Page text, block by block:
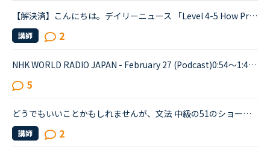
【解決済】こんにちは。デイリーニュース 「Level 4-5 How Processed Food Helped Humanity」 の第2パラグラフ、The small size of teeth in early humans can only be explained by food becoming easier to eat...
講師 2
NHK WORLD RADIO JAPAN - February 27 (Podcast)0:54～1:49The Japanese government is studying additional measures to prop up the tourist industry and smaller businesses hit hard by the spread of a ne...
5
どうでもいいことかもしれませんが、文法 中級の51のショートカンバセーションについて質問です。Daniel came back from Ben's house in the evening.Daniel “Ben asked me how you were doing. How was your day...
講師 2